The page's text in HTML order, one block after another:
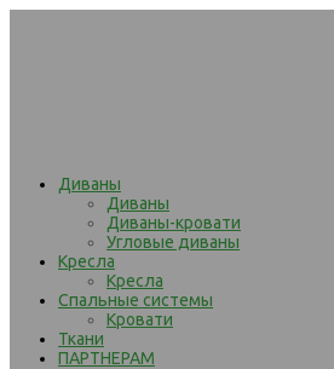
Диваны
Диваны
Диваны-кровати
Угловые диваны
Кресла
Кресла
Спальные системы
Кровати
Ткани
ПАРТНЕРАМ